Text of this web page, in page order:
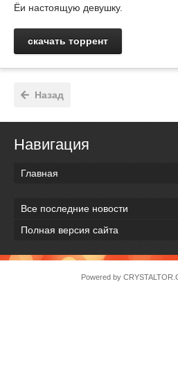
Ёи настоящую девушку.
скачать торрент
Назад
Навигация
Главная
Все последние новости
Полная версия сайта
Powered by